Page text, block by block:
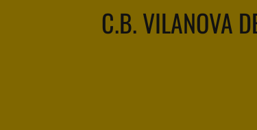
C.B. VILANOVA